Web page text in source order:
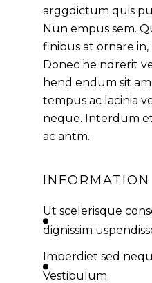
arggdictum quis
Nun empus sem.
finibus at ornare in,
Donec he ndrerit
hend endum sit
tempus ac lacinia
neque. Interdum
ac antm.
INFORMATION
Ut scelerisque
dignissim
Imperdiet sed
Vestibulum